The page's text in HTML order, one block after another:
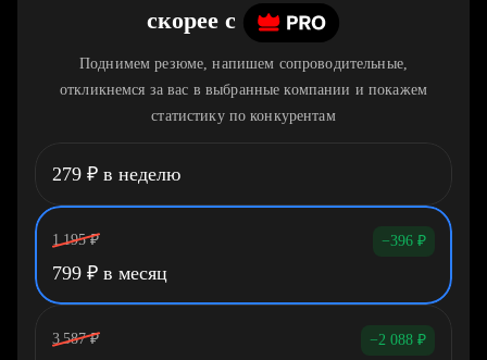
скорее c
Поднимем резюме, напишем сопроводительные,
откликнемся за вас в выбранные компании и покажем
статистику по конкурентам
279 ₽ в неделю
1 195 ₽ −396 ₽
799 ₽ в месяц
3 587 ₽ −2 088 ₽